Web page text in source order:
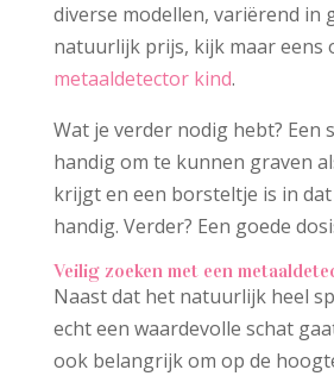
diverse modellen, variërend in
natuurlijk prijs, kijk maar eens
metaaldetector kind.
Wat je verder nodig hebt? Een
handig om te kunnen graven
krijgt en een borsteltje is in
handig. Verder? Een goede
Veilig zoeken met een
Naast dat het natuurlijk heel
echt een waardevolle schat
ook belangrijk om op de